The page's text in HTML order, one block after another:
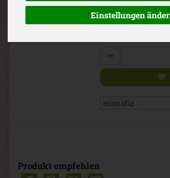
Einstellungen
Anzahl
Produkt empfehlen